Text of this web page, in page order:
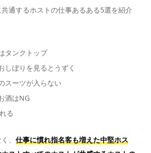
通するホストの仕事あるある5選を紹介
タンクトップ
しぼりを見るとうずく
スーツが入らない
酒はNG
る
、 仕事に慣れ指名客も増えた中堅ホス